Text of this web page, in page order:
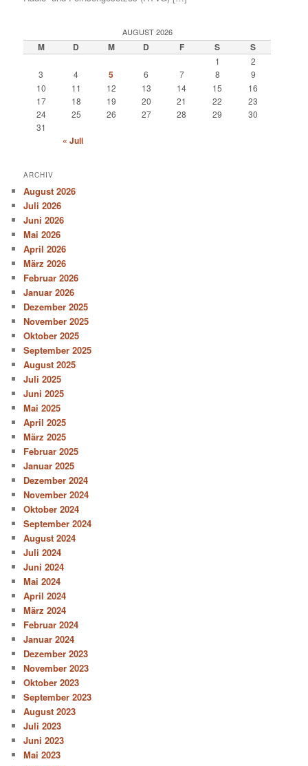
AUGUST 2026
M D M D F S S
1
2
3
4 5 6 7 8
9
10
11 12 13 14 15
16
17
18 19 20 21 22
23
24
25 26 27 28 29
30
31
« Juli
ARCHIV
August 2026
Juli 2026
Juni 2026
Mai 2026
April 2026
März 2026
Februar 2026
Januar 2026
Dezember 2025
November 2025
Oktober 2025
September 2025
August 2025
Juli 2025
Juni 2025
Mai 2025
April 2025
März 2025
Februar 2025
Januar 2025
Dezember 2024
November 2024
Oktober 2024
September 2024
August 2024
Juli 2024
Juni 2024
Mai 2024
April 2024
März 2024
Februar 2024
Januar 2024
Dezember 2023
November 2023
Oktober 2023
September 2023
August 2023
Juli 2023
Juni 2023
Mai 2023